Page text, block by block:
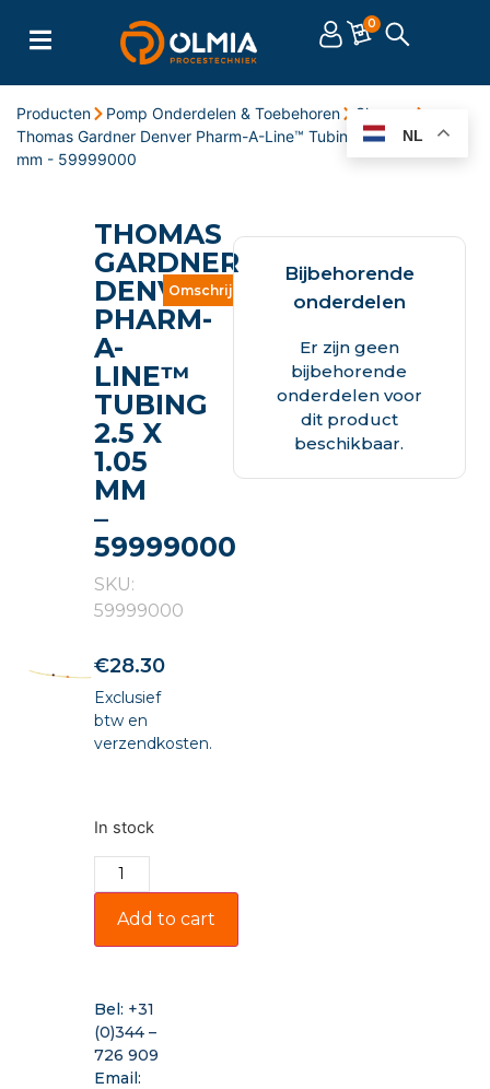
0
Producten Pomp Onderdelen & Toebehoren
Slangen
Thomas Gardner Denver Pharm-A-Line™ Tubing 2.5 x 1.05
mm - 59999000
THOMAS
GARDNER
DENVER
PHARM-
A-
LINE™
TUBING
2.5 X
1.05
MM
–
59999000
SKU:
59999000
€28.30
Exclusief
btw en
verzendkosten.
In stock
Add to cart
Bel: +31
(0)344 –
726 909
Email:
Omschrijving
Bijbehorende
onderdelen
Er zijn geen
bijbehorende
onderdelen voor
dit product
beschikbaar.
NL